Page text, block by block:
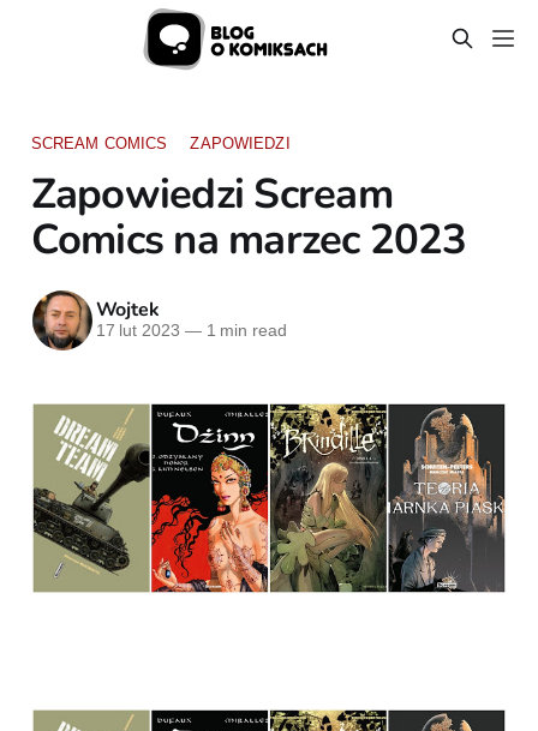
SCREAM COMICS ZAPOWIEDZI
Zapowiedzi Scream
Comics na marzec 2023
Wojtek
17 lut 2023 —1 min read